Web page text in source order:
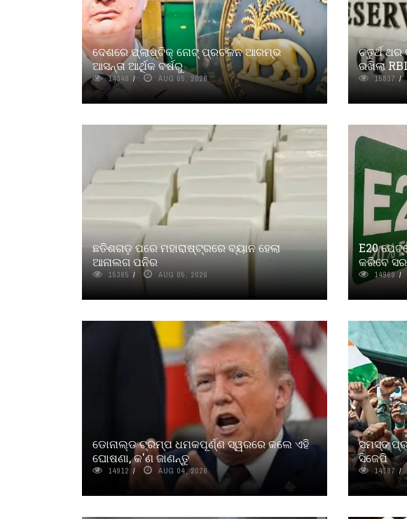
ଦେଶରେ ପ୍ଲାଷ୍ଟିକ୍ ନୋଟ୍‌ ପ୍ରଚଳନ ଆରମ୍ଭ
ଆସନ୍ତା ଆର୍ଥିକ ବର୍ଷରୁ
14348 AUG 05, 2026
ଚତୁର୍ଥ ଥର
ରଖିଲା RBI
15837
ଛତିଶଗଡ଼ ପରେ ମହାରାଷ୍ଟ୍ରରେ ବ୍ୟାନ ହେଲା
ଆନାଲଗ ପନିର
15365 AUG 05, 2026
E20
କରିବେ
14969
ଡୋନାଲ୍ଡ ଟ୍ରମ୍ପ ଧମକପୂର୍ଣ୍ଣ ସ୍ୱରରେ କଲେ ଏହି
ଘୋଷଣା, କ'ଣ ଜାଣନ୍ତୁ
14912 AUG 04, 2026
ସମସ୍ତ
ସିଜେପି
14187